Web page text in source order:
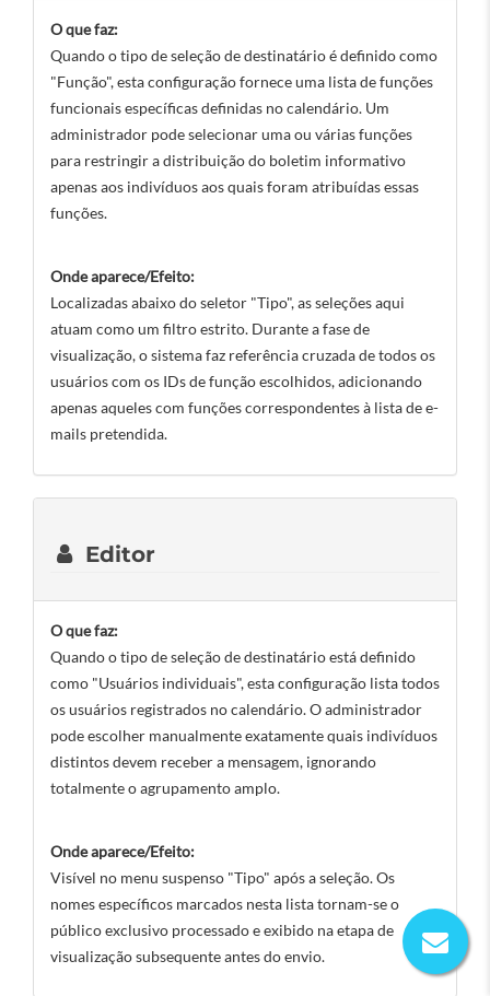
O que faz:
Quando o tipo de seleção de destinatário é definido como
"Função", esta configuração fornece uma lista de funções
funcionais específicas definidas no calendário. Um
administrador pode selecionar uma ou várias funções
para restringir a distribuição do boletim informativo
apenas aos indivíduos aos quais foram atribuídas essas
funções.
Onde aparece/Efeito:
Localizadas abaixo do seletor "Tipo", as seleções aqui
atuam como um filtro estrito. Durante a fase de
visualização, o sistema faz referência cruzada de todos os
usuários com os IDs de função escolhidos, adicionando
apenas aqueles com funções correspondentes à lista de e-
mails pretendida.
Editor
O que faz:
Quando o tipo de seleção de destinatário está definido
como "Usuários individuais", esta configuração lista todos
os usuários registrados no calendário. O administrador
pode escolher manualmente exatamente quais indivíduos
distintos devem receber a mensagem, ignorando
totalmente o agrupamento amplo.
Onde aparece/Efeito:
Visível no menu suspenso "Tipo" após a seleção. Os
nomes específicos marcados nesta lista tornam-se o
público exclusivo processado e exibido na etapa de
visualização subsequente antes do envio.